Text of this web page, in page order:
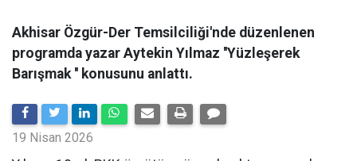
Akhisar Özgür-Der Temsilciliği'nde düzenlenen
programda yazar Aytekin Yılmaz ''Yüzleşerek
Barışmak '' konusunu anlattı.
19 Nisan 2026